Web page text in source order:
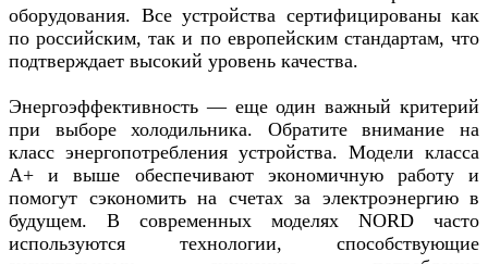
оборудования. Все устройства сертифицированы как
по российским, так и по европейским стандартам, что
подтверждает высокий уровень качества.
Энергоэффективность — еще один важный критерий
при выборе холодильника. Обратите внимание на
класс энергопотребления устройства. Модели класса
A+ и выше обеспечивают экономичную работу и
помогут сэкономить на счетах за электроэнергию в
будущем. В современных моделях NORD часто
используются технологии, способствующие